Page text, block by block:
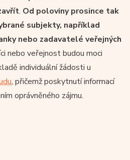
. Od poloviny prosince tak
subjekty, například
nebo zadavatelé veřejných
nebo veřejnost budou moci
individuální žádosti u
, přičemž poskytnutí informací
oprávněného zájmu.